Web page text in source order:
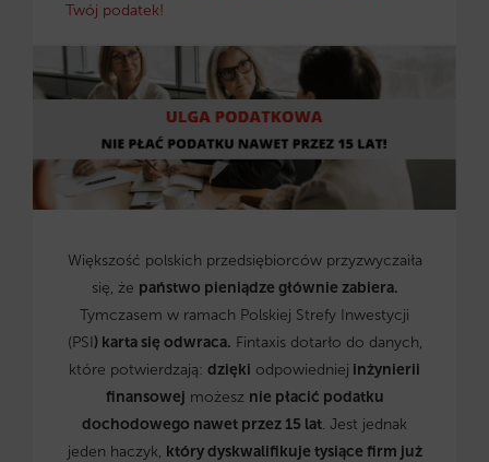
Twój podatek!
Większość polskich przedsiębiorców przyzwyczaiła
się, że państwo pieniądze głównie zabiera.
Tymczasem w ramach Polskiej Strefy Inwestycji
(PSI) karta się odwraca. Fintaxis dotarło do danych,
które potwierdzają: dzięki odpowiedniej inżynierii
finansowej możesz nie płacić podatku
dochodowego nawet przez 15 lat. Jest jednak
jeden haczyk, który dyskwalifikuje tysiące firm już